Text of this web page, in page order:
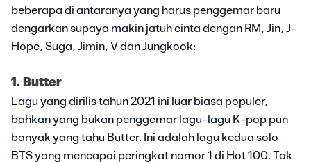
beberapa di antaranya yang harus penggemar baru
dengarkan supaya makin jatuh cinta dengan RM, Jin, J-
Hope, Suga, Jimin, V dan Jungkook:
1. Butter
Lagu yang dirilis tahun 2021 ini luar biasa populer,
bahkan yang bukan penggemar lagu-lagu K-pop pun
banyak yang tahu Butter. Ini adalah lagu kedua solo
BTS yang mencapai peringkat nomor 1 di Hot 100. Tak